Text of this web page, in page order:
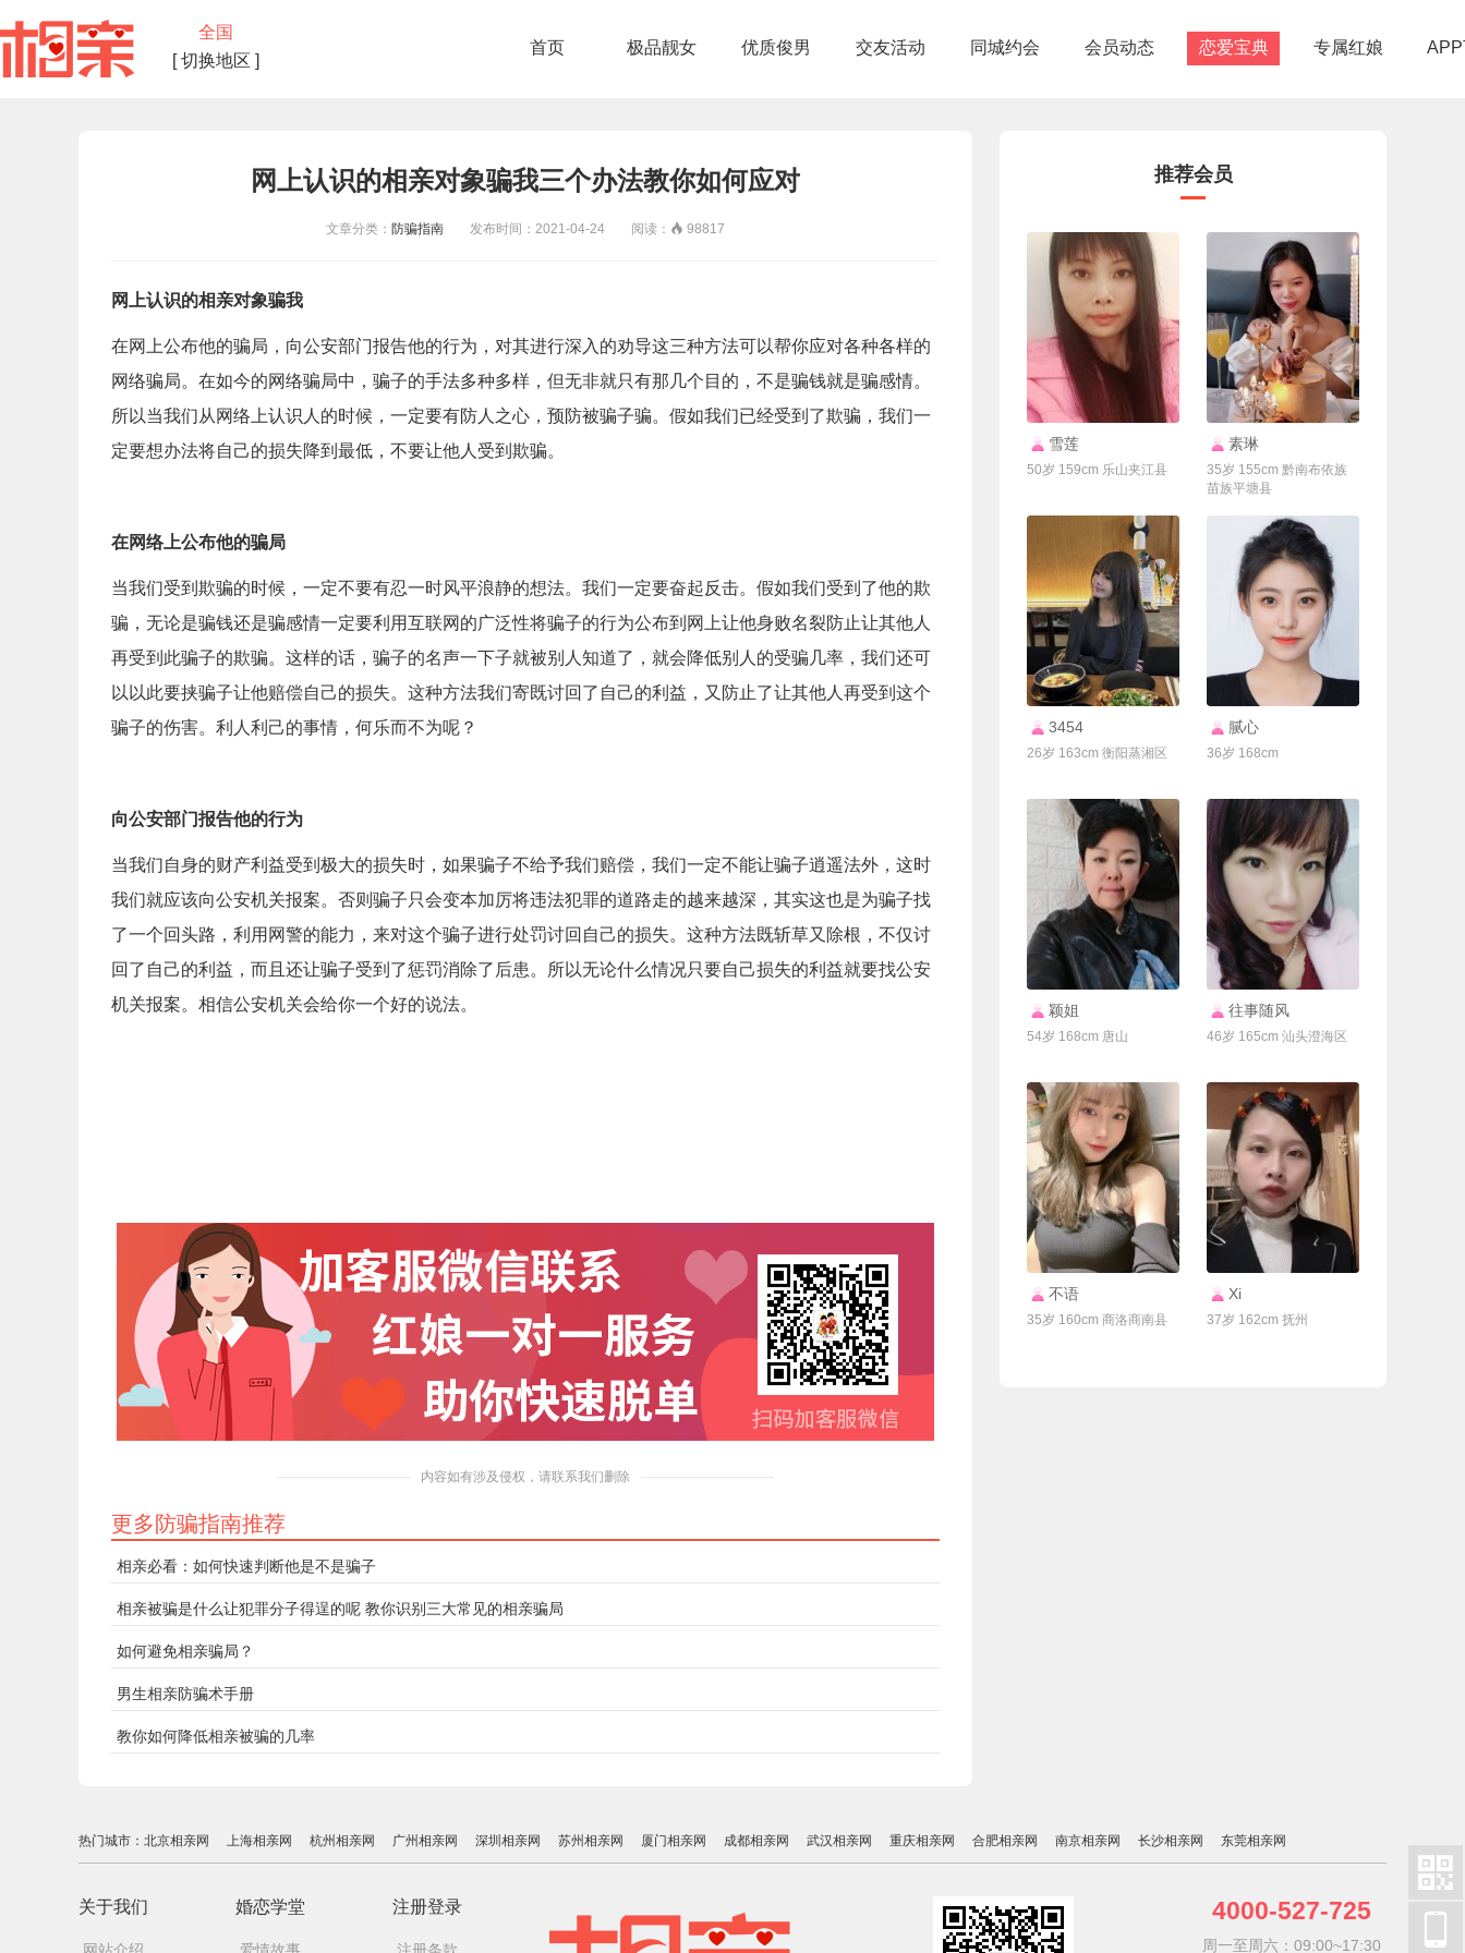
全国
[ 切换地区 ]
首页 极品靓女 优质俊男 交友活动 同城约会 会员动态 恋爱宝典 专属红娘
网上认识的相亲对象骗我三个办法教你如何应对
文章分类： 防骗指南 发布时间：2021-04-24 阅读：  98817
网上认识的相亲对象骗我
在网上公布他的骗局，向公安部门报告他的行为，对其进行深入的劝导这三种方法可以帮你应对各种各样的
网络骗局。在如今的网络骗局中，骗子的手法多种多样，但无非就只有那几个目的，不是骗钱就是骗感情。
所以当我们从网络上认识人的时候，一定要有防人之心，预防被骗子骗。假如我们已经受到了欺骗，我们一
定要想办法将自己的损失降到最低，不要让他人受到欺骗。
在网络上公布他的骗局
当我们受到欺骗的时候，一定不要有忍一时风平浪静的想法。我们一定要奋起反击。假如我们受到了他的欺
骗，无论是骗钱还是骗感情一定要利用互联网的广泛性将骗子的行为公布到网上让他身败名裂防止让其他人
再受到此骗子的欺骗。这样的话，骗子的名声一下子就被别人知道了，就会降低别人的受骗几率，我们还可
以以此要挟骗子让他赔偿自己的损失。这种方法我们寄既讨回了自己的利益，又防止了让其他人再受到这个
骗子的伤害。利人利己的事情，何乐而不为呢？
向公安部门报告他的行为
当我们自身的财产利益受到极大的损失时，如果骗子不给予我们赔偿，我们一定不能让骗子逍遥法外，这时
我们就应该向公安机关报案。否则骗子只会变本加厉将违法犯罪的道路走的越来越深，其实这也是为骗子找
了一个回头路，利用网警的能力，来对这个骗子进行处罚讨回自己的损失。这种方法既斩草又除根，不仅讨
回了自己的利益，而且还让骗子受到了惩罚消除了后患。所以无论什么情况只要自己损失的利益就要找公安
机关报案。相信公安机关会给你一个好的说法。
内容如有涉及侵权，请联系我们删除
更多防骗指南推荐
相亲必看：如何快速判断他是不是骗子
相亲被骗是什么让犯罪分子得逞的呢 教你识别三大常见的相亲骗局
如何避免相亲骗局？
男生相亲防骗术手册
教你如何降低相亲被骗的几率
推荐会员
雪莲
50岁 159cm 乐山夹江县
素琳
35岁 155cm 黔南布依族
苗族平塘县
联系Ta
3454
26岁 163cm 衡阳蒸湘区
腻心
36岁 168cm
颖姐
54岁 168cm 唐山
联系Ta
往事随风
46岁 165cm 汕头澄海区
不语
35岁 160cm 商洛商南县
Xi
37岁 162cm 抚州
热门城市： 北京相亲网 上海相亲网 杭州相亲网 广州相亲网 深圳相亲网 苏州相亲网 厦门相亲网 成都相亲网 武汉相亲网 重庆相亲网 合肥相亲网 南京相亲网 长沙相亲网 东莞相亲网
关于我们 婚恋学堂 注册登录 4000-527-725
周一至周六：09:00~17:30
